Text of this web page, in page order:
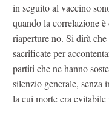
in seguito al vaccino
quando la correlazione
riaperture no. Si dirà
sacrificate per
partiti che ne hanno
silenzio generale, senza
la cui morte era